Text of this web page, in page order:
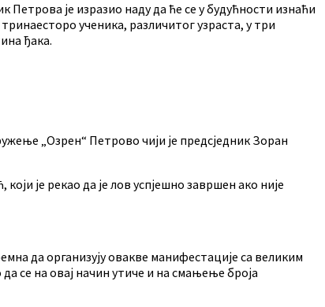
је изразио наду да ће се у будућности изнаћи
ученика, различитог узраста, у три
ђака.
„Озрен“ Петрово чији је предсједник Зоран
је рекао да је лов успјешно завршен ако није
да организују овакве манифестације са великим
се на овај начин утиче и на смањење броја